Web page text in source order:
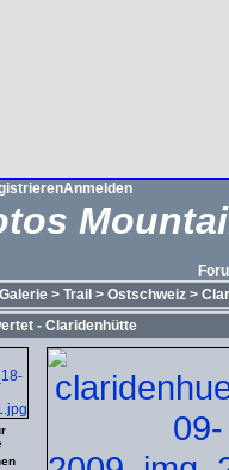
Anmelden
Galerie > Trail > Ostschweiz >
- Claridenhütte